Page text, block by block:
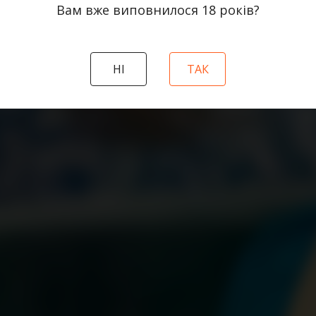
Вам вже виповнилося 18 рокiв?
НI ТАК
Дніпрі